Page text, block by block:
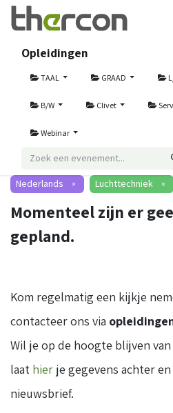
Opleidingen
TAAL GRAAD
B/W Clivet
Webinar
Nederlands × Luchttechniek ×
Momenteel zijn er
gepland.
Kom regelmatig een kijkje
contacteer ons via
Wil je op de hoogte blijven
laat hier je gegevens achter
nieuwsbrief.